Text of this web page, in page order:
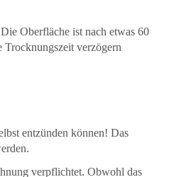
Oberfläche ist nach etwas 60
Trocknungszeit verzögern
entzünden können! Das
verpflichtet. Obwohl das